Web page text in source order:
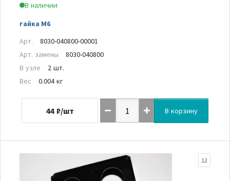
В наличии
гайка М6
Арт.
8030-040800-00001
Арт. замены
8030-040800
В узле
2 шт.
Вес
0.004 кг
44 ₽/шт В корзину
12